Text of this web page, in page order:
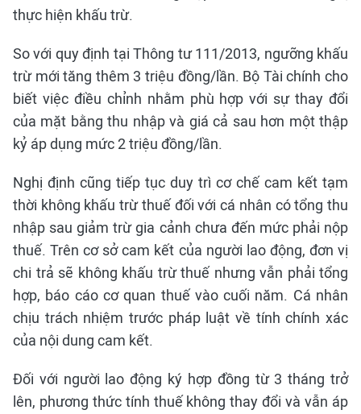
thực hiện khấu trừ.
So với quy định tại Thông tư 111/2013, ngưỡng khấu
trừ mới tăng thêm 3 triệu đồng/lần. Bộ Tài chính cho
biết việc điều chỉnh nhằm phù hợp với sự thay đổi
của mặt bằng thu nhập và giá cả sau hơn một thập
kỷ áp dụng mức 2 triệu đồng/lần.
Nghị định cũng tiếp tục duy trì cơ chế cam kết tạm
thời không khấu trừ thuế đối với cá nhân có tổng thu
nhập sau giảm trừ gia cảnh chưa đến mức phải nộp
thuế. Trên cơ sở cam kết của người lao động, đơn vị
chi trả sẽ không khấu trừ thuế nhưng vẫn phải tổng
hợp, báo cáo cơ quan thuế vào cuối năm. Cá nhân
chịu trách nhiệm trước pháp luật về tính chính xác
của nội dung cam kết.
Đối với người lao động ký hợp đồng từ 3 tháng trở
lên, phương thức tính thuế không thay đổi và vẫn áp